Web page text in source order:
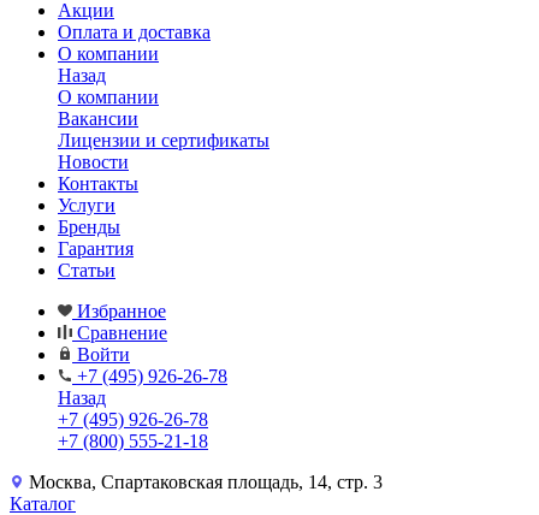
Акции
Оплата и доставка
О компании
Назад
О компании
Вакансии
Лицензии и сертификаты
Новости
Контакты
Услуги
Бренды
Гарантия
Статьи
Избранное
Сравнение
Войти
+7 (495) 926-26-78
Назад
+7 (495) 926-26-78
+7 (800) 555-21-18
Москва, Спартаковская площадь, 14, стр. 3
Каталог